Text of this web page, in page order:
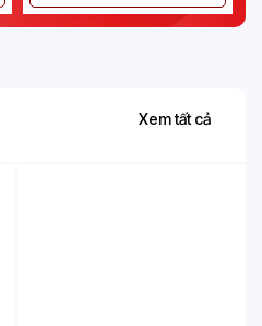
Xem tất cả